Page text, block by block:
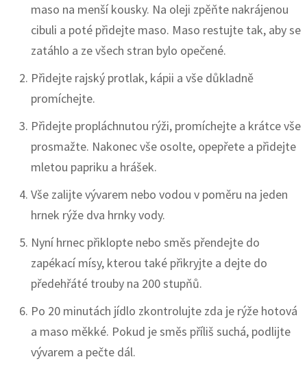
maso na menší kousky. Na oleji zpěňte nakrájenou
cibuli a poté přidejte maso. Maso restujte tak, aby se
zatáhlo a ze všech stran bylo opečené.
Přidejte rajský protlak, kápii a vše důkladně
promíchejte.
Přidejte propláchnutou rýži, promíchejte a krátce vše
prosmažte. Nakonec vše osolte, opepřete a přidejte
mletou papriku a hrášek.
Vše zalijte vývarem nebo vodou v poměru na jeden
hrnek rýže dva hrnky vody.
Nyní hrnec přiklopte nebo směs přendejte do
zapékací mísy, kterou také přikryjte a dejte do
předehřáté trouby na 200 stupňů.
Po 20 minutách jídlo zkontrolujte zda je rýže hotová
a maso měkké. Pokud je směs příliš suchá, podlijte
vývarem a pečte dál.